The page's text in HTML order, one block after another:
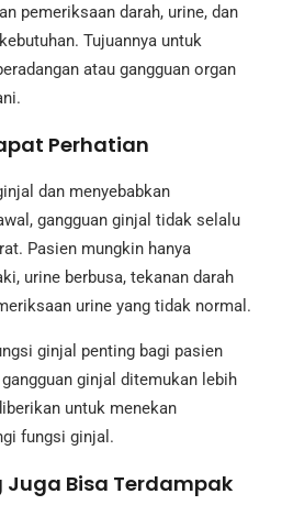
pemeriksaan darah, urine, dan
Tujuannya untuk
atau gangguan organ
Perhatian
dan menyebabkan
gangguan ginjal tidak selalu
Pasien mungkin hanya
urine berbusa, tekanan darah
urine yang tidak normal.
ginjal penting bagi pasien
ginjal ditemukan lebih
untuk menekan
fungsi ginjal.
Bisa Terdampak